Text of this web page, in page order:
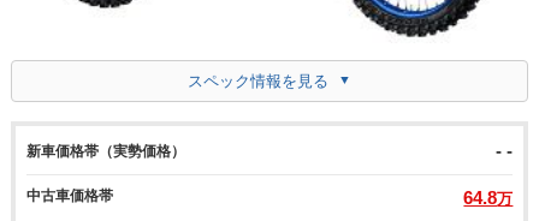
スペック情報を見る
新車価格帯（実勢価格） - -
中古車価格帯 64.8万